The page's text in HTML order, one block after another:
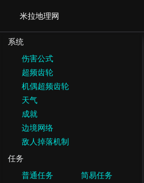
米拉地理网
系统
伤害公式
超频齿轮
机偶超频齿轮
天气
成就
边境网络
敌人掉落机制
任务
普通任务
简易任务